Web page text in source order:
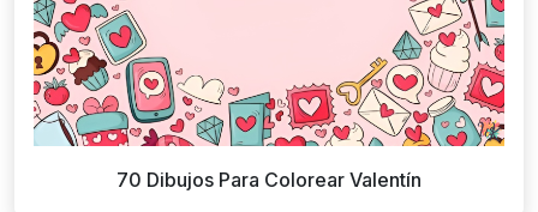
70 Dibujos Para Colorear Valentín